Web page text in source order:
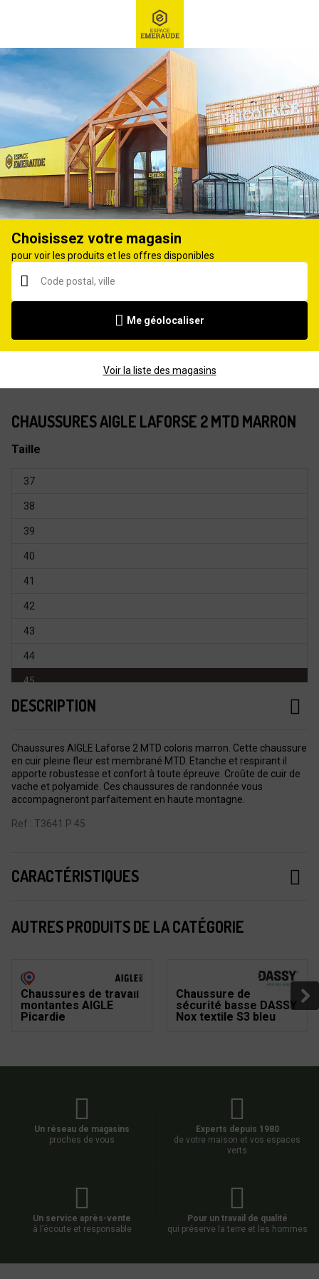
Ex : Robot tondeuse, ...
Chaussures de travail
CHAUSSURES AIGLE LAFORSE 2 MTD MARRON
Taille
37
38
39
40
41
42
43
44
45
46
DESCRIPTION
Chaussures AIGLE Laforse 2 MTD coloris marron. Cette chaussure
en cuir pleine fleur est membrané MTD. Etanche et respirant il
apporte robustesse et confort à toute épreuve. Croûte de cuir de
vache et polyamide. Ces chaussures de randonnée vous
accompagneront parfaitement en haute montagne.
Ref : T3641 P 45
CARACTÉRISTIQUES
AUTRES PRODUITS DE LA CATÉGORIE
Chaussures de travail
montantes AIGLE
Picardie
Chaussure de
sécurité basse DASSY
Nox textile S3 bleu
Un réseau de magasins
proches de vous
Experts depuis 1980
de votre maison et vos espaces
verts
Un service après-vente
à l’écoute et responsable
Pour un travail de qualité
qui préserve la terre et les hommes
Choisissez votre magasin
pour voir les produits et les offres disponibles
Me géolocaliser
Voir la liste des magasins